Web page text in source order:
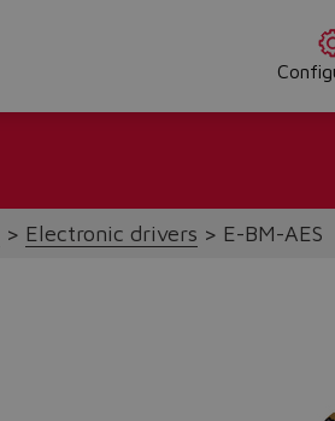
Electronic drivers E-BM-AES